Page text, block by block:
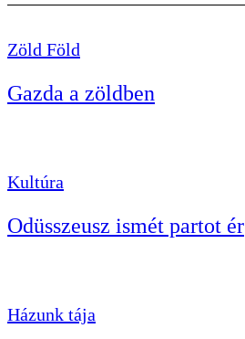
Zöld Föld
Gazda a zöldben
Kultúra
Odüsszeusz ismét partot ér
Házunk tája